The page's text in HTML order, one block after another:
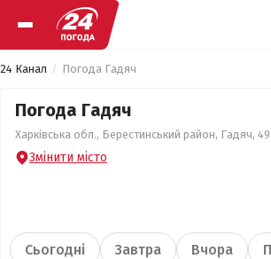
24 Канал Погода Гадяч
Погода Гадяч
Харківська обл., Берестинський район, Гадяч,
Змінити місто
Сьогодні Завтра Вчора